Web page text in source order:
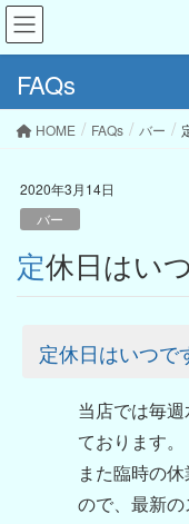
FAQs
HOME FAQs バー
2020年3月14日
バー
定休日はい
定休日はいつで
当店では毎
ております。
また臨時の
ので、最新